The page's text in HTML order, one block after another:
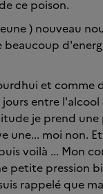
ce poison.
) nouveau
et comme
entre
je prend
une... moi non.
voilà ... Mon
petite pression
rappelé que